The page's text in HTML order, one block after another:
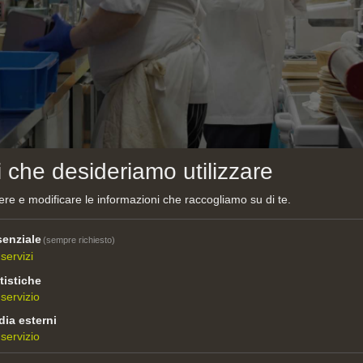
aus Tokio
per Famiglie” di Tokio è l’unico ristorante
da Manabu e Kumiko, innamoratisi l’uno dell’altra
cultura e della cucina italiana. Il loro sogno, ossia
che desideriamo utilizzare
e modificare le informazioni che raccogliamo su di te.
(sempre richiesto)
servizi
servizio
esterni
servizio